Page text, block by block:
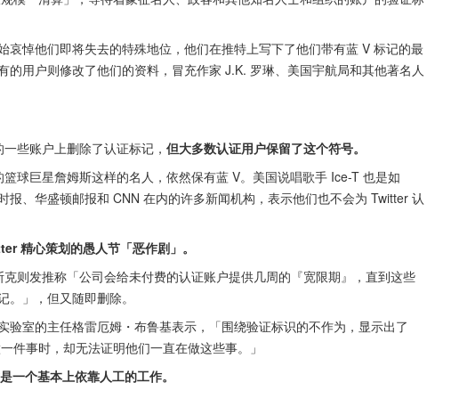
哀悼他们即将失去的特殊地位，他们在推特上写下了他们带有蓝 V 标记的最
的用户则修改了他们的资料，冒充作家 J.K. 罗琳、美国宇航局和其他著名人
些账户上删除了认证标记， 但大多数认证用户保留了这个符号。
球巨星詹姆斯这样的名人，依然保有蓝 V。美国说唱歌手 Ice-T 也是如
报、华盛顿邮报和 CNN 在内的许多新闻机构，表示他们也不会为 Twitter 认
精心策划的愚人节「恶作剧」。
则发推称「公司会给未付费的认证账户提供几周的『宽限期』，直到这些
」，但又随即删除。
室的主任格雷厄姆・布鲁基表示，「围绕验证标识的不作为，显示出了
件事时，却无法证明他们一直在做这些事。」
一个基本上依靠人工的工作。